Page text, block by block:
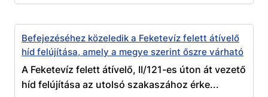
Befejezéséhez közeledik a Feketevíz felett átívelő
híd felújítása, amely a megye szerint őszre várható
A Feketevíz felett átívelő, II/121-es úton át vezető
híd felújítása az utolsó szakaszához érke...